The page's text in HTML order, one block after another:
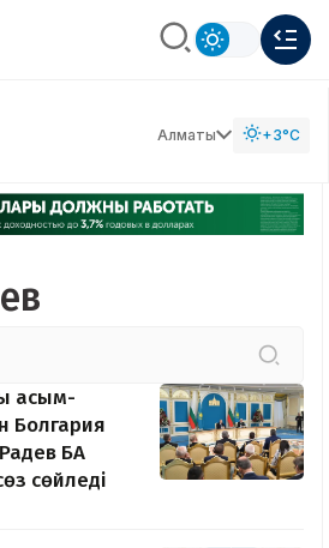
Алматы +3°C
Қасым-
Болгария
БАҚ
сөйледі